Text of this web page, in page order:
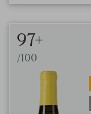
97+
/100